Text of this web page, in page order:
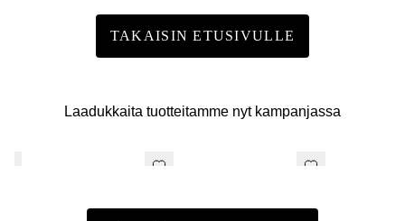
TAKAISIN ETUSIVULLE
Laadukkaita tuotteitamme nyt kampanjassa